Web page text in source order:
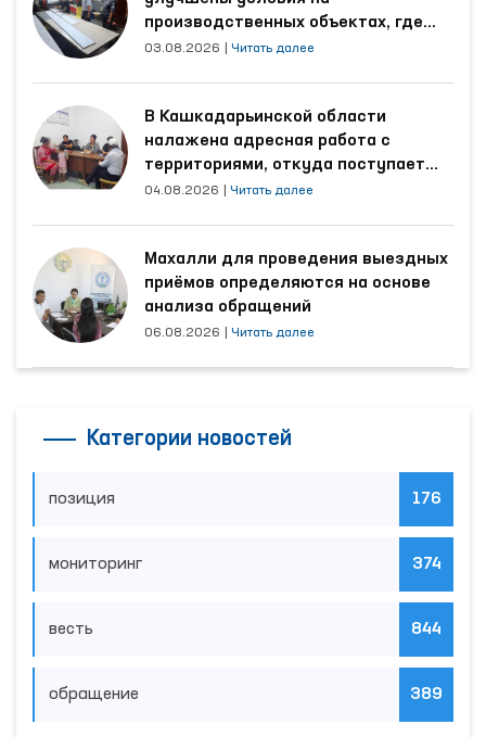
производственных объектах, где
трудятся осуждённые
03.08.2026 Читать далее
В Кашкадарьинской области
налажена адресная работа с
территориями, откуда поступает
наибольшее количество обращений
04.08.2026 Читать далее
Махалли для проведения выездных
приёмов определяются на основе
анализа обращений
06.08.2026 Читать далее
Категории новостей
позиция 176
мониторинг 374
весть 844
обращение 389